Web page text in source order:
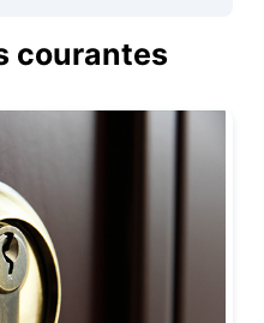
courantes